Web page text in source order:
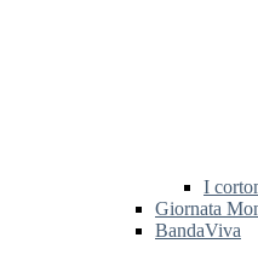
I
Giornata
BandaViva